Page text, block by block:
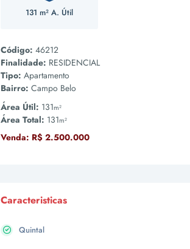
131 m² A. Útil
Código: 46212
Finalidade: RESIDENCIAL
Tipo: Apartamento
Bairro: Campo Belo
Área Útil: 131m²
Área Total: 131m²
Venda: R$ 2.500.000
Caracteristicas
Quintal